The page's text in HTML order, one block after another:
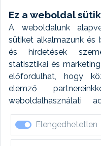
Ez a weboldal
A weboldalunk
sütiket alkalmazunk és
és hirdetések
statisztikai és
előfordulhat, hogy
elemző
weboldalhasználati
forrásokból gyűjtött
elfogadásával
ezen adatokat 6
Elengedhetetlen